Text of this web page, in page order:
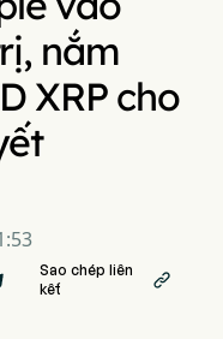
nắm
XRP cho
Sao chép liên
kết
